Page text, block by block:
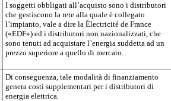
I soggetti obbligati all’acquisto sono i distributori
che gestiscono la rete alla quale è collegato
l’impianto, vale a dire la Électricité de France
(«EDF») ed i distributori non nazionalizzati, che
sono tenuti ad acquistare l’energia suddetta ad un
prezzo superiore a quello di mercato.
Di conseguenza, tale modalità di finanziamento
genera costi supplementari per i distributori di
energia elettrica.